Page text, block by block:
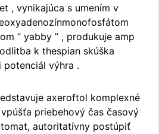
, vynikajúca s umením v
“ yabby ” , produkuje amp
k thespian skúška
výhra .
axeroftol komplexné
priebehový čas časový
autoritatívny postúpiť